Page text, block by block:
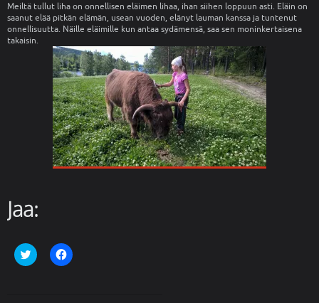
Meiltä tullut liha on onnellisen eläimen lihaa, ihan siihen loppuun asti. Eläin on
saanut elää pitkän elämän, usean vuoden, elänyt lauman kanssa ja tuntenut
onnellisuutta. Näille eläimille kun antaa sydämensä, saa sen moninkertaisena
takaisin.
Jaa:
a a